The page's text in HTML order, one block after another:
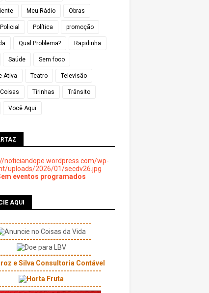
Meu Rádio Obras
Policial Política promoção
Qual Problema? Rapidinha
Saúde Sem foco
Ativa Teatro Televisão
Tirinhas Trânsito
Você Aqui
eventos programados
AQUI